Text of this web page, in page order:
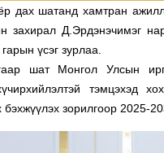
дах шатанд хамтран
захирал Д.Эрдэнэчимэг
үсэг зурлаа.
шат Монгол Улсын
тэмцэхэд
зорилгоор 2025-